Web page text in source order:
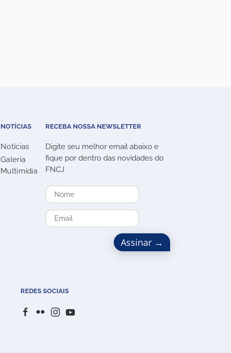
NOTÍCIAS
Notícias
Galeria
Multimídia
RECEBA NOSSA NEWSLETTER
Digite seu melhor email abaixo e
fique por dentro das novidades do
FNCJ
REDES SOCIAIS